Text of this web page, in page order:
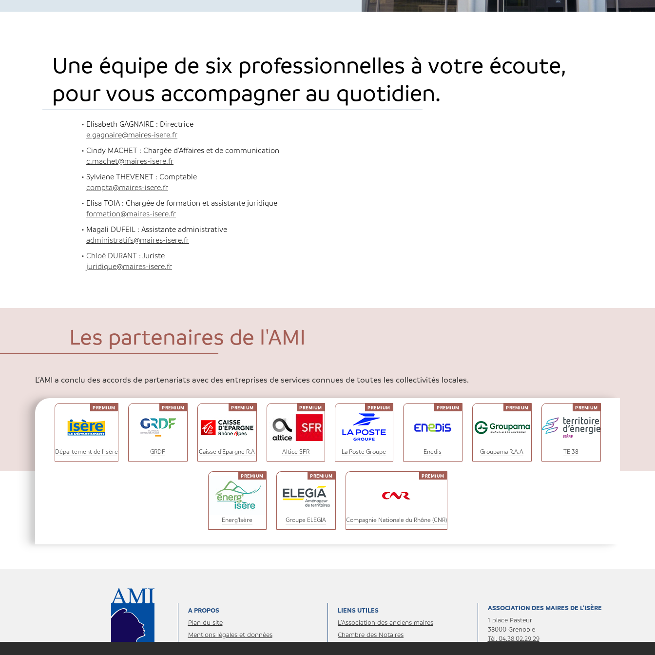
Une équipe de six professionnelles à votre écoute,
pour vous accompagner au quotidien.
Elisabeth GAGNAIRE : Directrice
e.gagnaire@maires-isere.fr
Cindy MACHET : Chargée d’Affaires et de communication
c.machet@maires-isere.fr
Sylviane THEVENET : Comptable
compta@maires-isere.fr
Elisa TOIA : Chargée de formation et assistante juridique
formation@maires-isere.fr
Magali DUFEIL : Assistante administrative
administratifs@maires-isere.fr
Chloé DURANT : Juriste
juridique@maires-isere.fr
Les partenaires de l'AMI
L’AMI a conclu des accords de partenariats avec des entreprises de services connues de toutes les collectivités locales.
Département de l'Isère GRDF Caisse d'Epargne R.A Altice SFR La Poste Groupe Enedis Groupama R.A.A TE 38
Energ'Isère Groupe ELEGIA Compagnie Nationale du Rhône (CNR)
A PROPOS
Plan du site
Mentions légales et données
personnelles
LIENS UTILES
L’Association des anciens maires
Chambre des Notaires
ASSOCIATION DES MAIRES DE L’ISÈRE
1 place Pasteur
38000 Grenoble
Tél. 04.38.02.29.29